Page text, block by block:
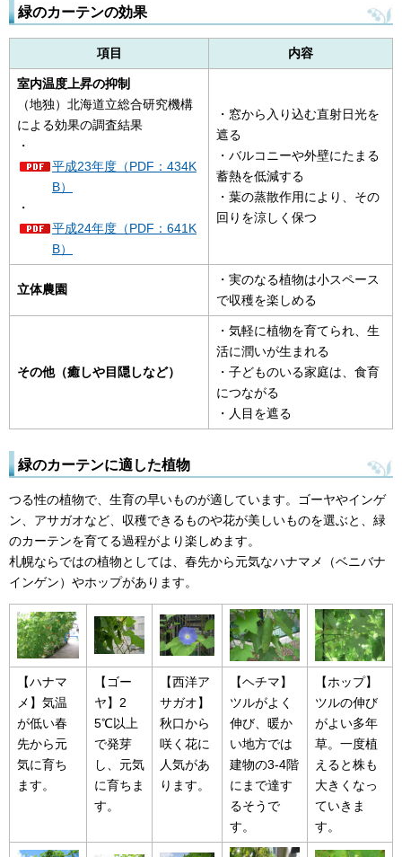
緑のカーテンの効果
項目 内容
室内温度上昇の抑制
（地独）北海道立総合研究機構
による効果の調査結果
・
平成23年度（PDF：434K
B）
・
平成24年度（PDF：641K
B）
・窓から入り込む直射日光を
遮る
・バルコニーや外壁にたまる
蓄熱を低減する
・葉の蒸散作用により、その
回りを涼しく保つ
立体農園
・実のなる植物は小スペース
で収穫を楽しめる
その他（癒しや目隠しなど）
・気軽に植物を育てられ、生
活に潤いが生まれる
・子どものいる家庭は、食育
につながる
・人目を遮る
緑のカーテンに適した植物
つる性の植物で、生育の早いものが適しています。ゴーヤやインゲ
ン、アサガオなど、収穫できるものや花が美しいものを選ぶと、緑
のカーテンを育てる過程がより楽しめます。
札幌ならではの植物としては、春先から元気なハナマメ（ベニバナ
インゲン）やホップがあります。
【ハナマ
メ】気温
が低い春
先から元
気に育ち
ます。
【ゴー
ヤ】2
5℃以上
で発芽
し、元気
に育ちま
す。
【西洋ア
サガオ】
秋口から
咲く花に
人気があ
ります。
【ヘチマ】
ツルがよく
伸び、暖か
い地方では
建物の3-4階
にまで達す
るそうで
す。
【ホップ】
ツルの伸び
がよい多年
草。一度植
えると株も
大きくなっ
ていきま
す。